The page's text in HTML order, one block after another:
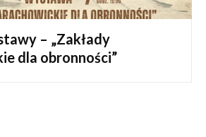
– „Zakłady
dla obronności”